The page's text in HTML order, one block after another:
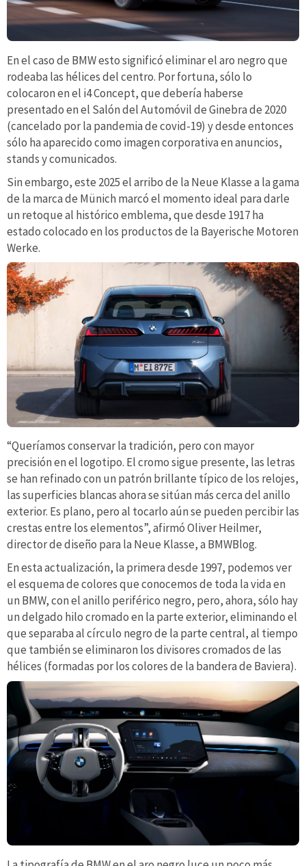
En el caso de BMW esto significó eliminar el aro negro que
rodeaba las hélices del centro. Por fortuna, sólo lo
colocaron en el i4 Concept, que debería haberse
presentado en el Salón del Automóvil de Ginebra de 2020
(cancelado por la pandemia de covid-19) y desde entonces
sólo ha aparecido como imagen corporativa en anuncios,
stands y comunicados.
Sin embargo, este 2025 el arribo de la Neue Klasse a la gama
de la marca de Münich marcó el momento ideal para darle
un retoque al histórico emblema, que desde 1917 ha
estado colocado en los productos de la Bayerische Motoren
Werke.
“Queríamos conservar la tradición, pero con mayor
precisión en el logotipo. El cromo sigue presente, las letras
se han refinado con un patrón brillante típico de los relojes,
las superficies blancas ahora se sitúan más cerca del anillo
exterior. Es plano, pero al tocarlo aún se pueden percibir las
crestas entre los elementos”, afirmó Oliver Heilmer,
director de diseño para la Neue Klasse, a BMWBlog.
En esta actualización, la primera desde 1997, podemos ver
el esquema de colores que conocemos de toda la vida en
un BMW, con el anillo periférico negro, pero, ahora, sólo hay
un delgado hilo cromado en la parte exterior, eliminando el
que separaba al círculo negro de la parte central, al tiempo
que también se eliminaron los divisores cromados de las
hélices (formadas por los colores de la bandera de Baviera).